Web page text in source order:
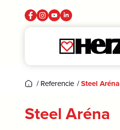
/ Referencie /Steel Aréna
Steel Aréna